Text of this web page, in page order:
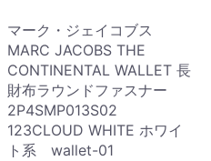
マーク・ジェイコブス
MARC JACOBS THE
CONTINENTAL WALLET 長
財布ラウンドファスナー
2P4SMP013S02
123CLOUD WHITE ホワイ
ト系 wallet-01